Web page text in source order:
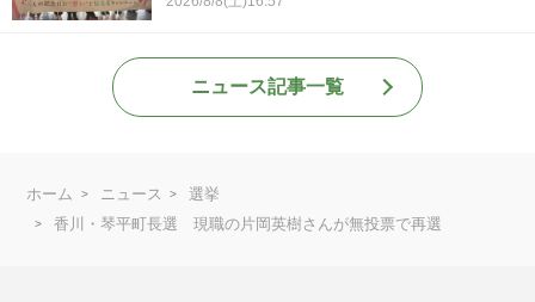
ニュース記事一覧
ホーム ニュース
選挙
香川・琴平町長選 現職の片岡英樹さんが無投票で再選